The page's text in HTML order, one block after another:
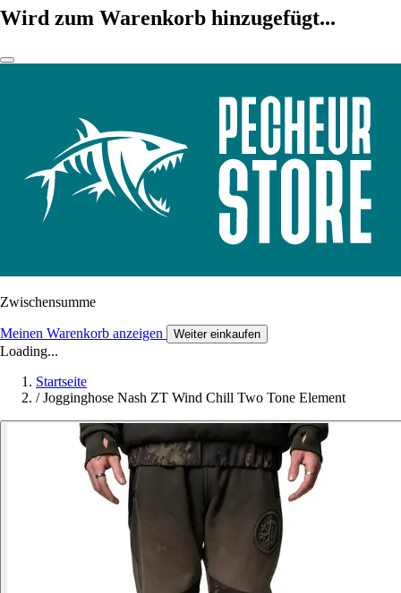
Wird zum Warenkorb hinzugefügt...
Zwischensumme
Meinen Warenkorb anzeigen Weiter einkaufen
Loading...
Startseite
/ Jogginghose Nash ZT Wind Chill Two Tone Element